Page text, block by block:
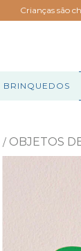
Crianças são
BRINQUEDOS
/ OBJETOS